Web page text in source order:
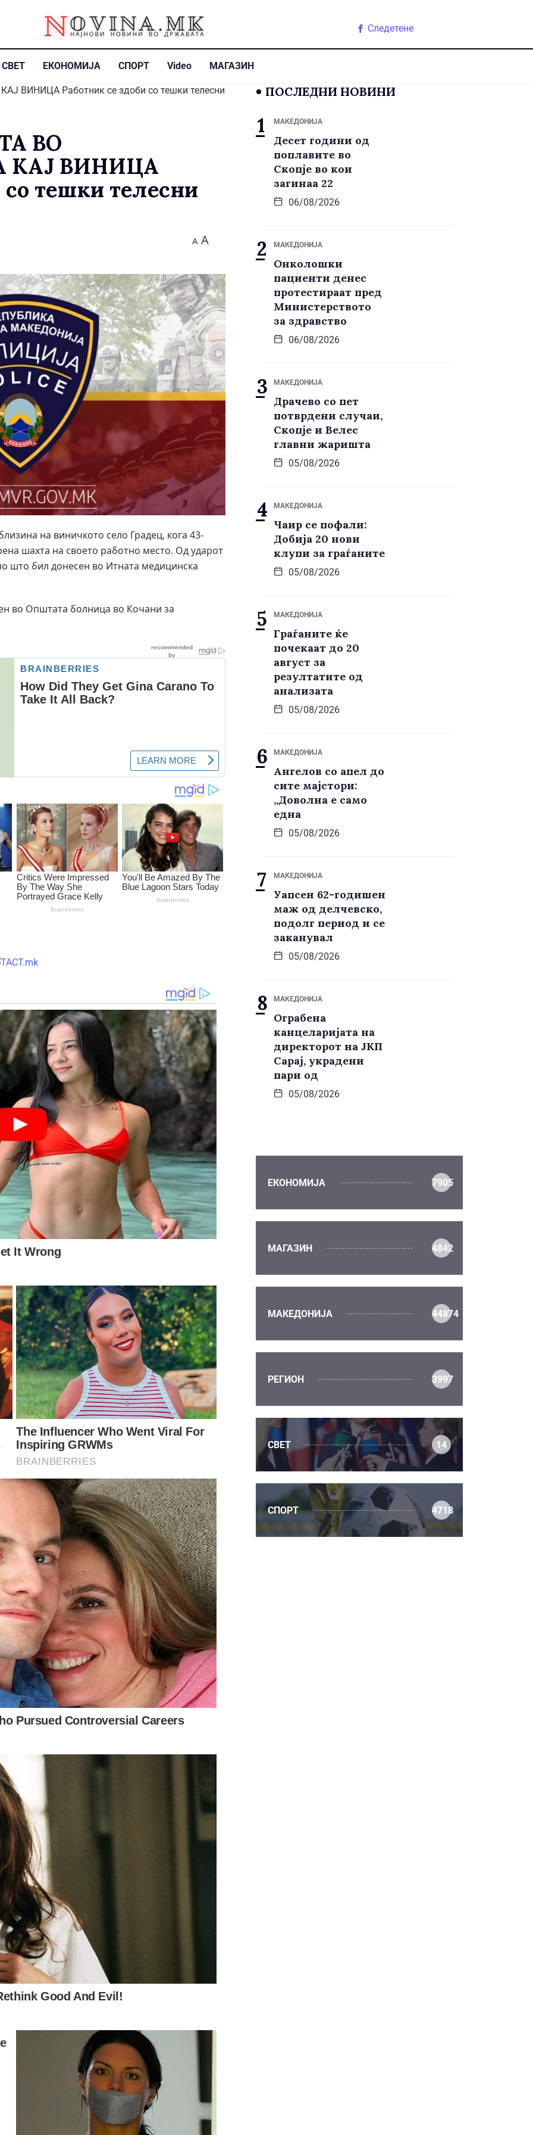
Следетене
СВЕТ ЕКОНОМИЈА СПОРТ Video МАГАЗИН
ВО
КАЈ ВИНИЦА
со тешки телесни
A A
на виничкото село Градец, кога 43-
шахта на своето работно место. Од ударот
што бил донесен во Итната медицинска
во Општата болница во Кочани за
ПОСЛЕДНИ НОВИНИ
МАКЕДОНИЈА
Десет години од
поплавите во
Скопје во кои
загинаа 22
06/08/2026
МАКЕДОНИЈА
Онколошки
пациенти денес
протестираат пред
Министерството
за здравство
06/08/2026
МАКЕДОНИЈА
Драчево со пет
потврдени случаи,
Скопје и Велес
главни жаришта
05/08/2026
МАКЕДОНИЈА
Чаир се пофали:
Добија 20 нови
клупи за граѓаните
05/08/2026
МАКЕДОНИЈА
Граѓаните ќе
почекаат до 20
август за
резултатите од
анализата
05/08/2026
МАКЕДОНИЈА
Ангелов со апел до
сите мајстори:
„Доволна е само
една
05/08/2026
МАКЕДОНИЈА
Уапсен 62-годишен
маж од делчевско,
подолг период и се
заканувал
05/08/2026
МАКЕДОНИЈА
Ограбена
канцеларијата на
директорот на ЈКП
Сарај, украдени
пари од
05/08/2026
ЕКОНОМИЈА 7905
МАГАЗИН 4842
МАКЕДОНИЈА 44874
РЕГИОН 3997
СВЕТ 14
СПОРТ 4718